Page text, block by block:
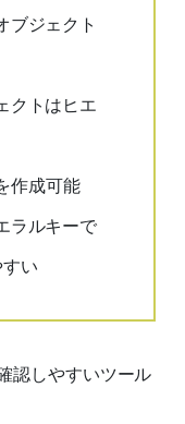
ジェクト
トはヒエ
作成可能
ラルキーで
い
認しやすいツール